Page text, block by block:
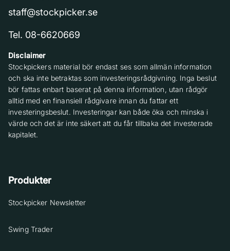
staff@stockpicker.se
Tel. 08-6620669
Disclaimer
Stockpickers material bör endast ses som allmän information
och ska inte betraktas som investeringsrådgivning. Inga beslut
bör fattas enbart baserat på denna information, utan rådgör
alltid med en finansiell rådgivare innan du fattar ett
investeringsbeslut. Investeringar kan både öka och minska i
värde och det är inte säkert att du får tillbaka det investerade
kapitalet.
Produkter
Stockpicker Newsletter
Swing Trader